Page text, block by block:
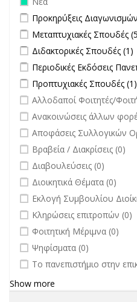
Apply Προκηρύξεις
Προκηρύξεις
Apply Μεταπτυχιακές
Μεταπτυχιακές Σπουδές
Apply Διδακτορικές
Διδακτορικές Σπουδές (1)
Apply Περιοδικές
Περιοδικές Εκδόσεις
Apply Προπτυχιακές
Προπτυχιακές Σπουδές (1)
undefined
Αλλοδαποί Φοιτητές/
undefined
Ανακοινώσεις άλλων
undefined
Αποφάσεις Συλλογικών
undefined
Βραβεία / Διακρίσεις (0)
undefined
Διαβουλεύσεις (0)
undefined
Διοικητικά Θέματα (0)
undefined
Εκλογή Συμβουλίου
undefined
Κληρώσεις επιτροπών (0)
undefined
Φοιτητική Μέριμνα (0)
undefined
Ψηφίσματα (0)
undefined
Το πανεπιστήμιο στην
Show more